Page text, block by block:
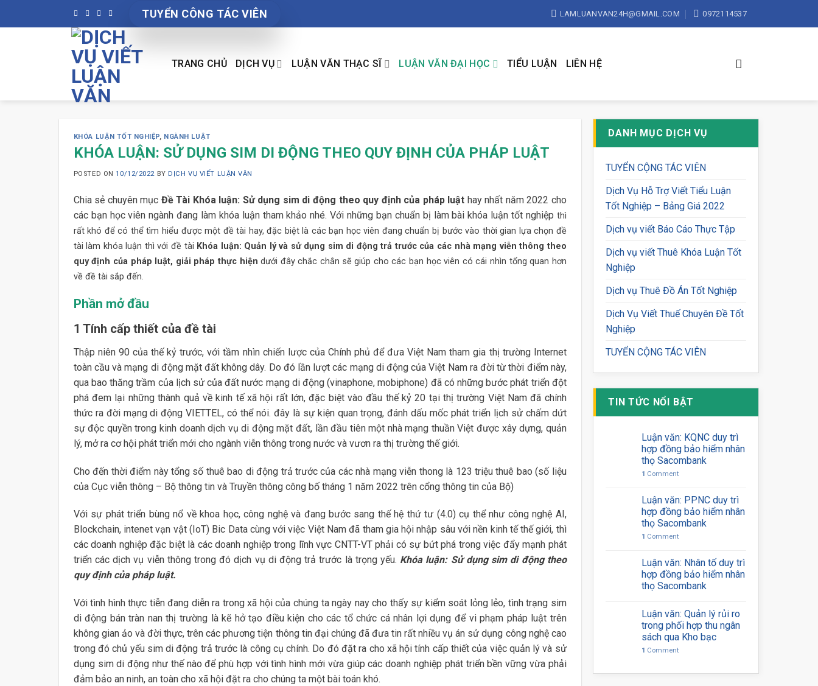
TUYỂN CÔNG TÁC VIÊN LAMLUANVAN24H@GMAIL.COM 0972114537
TRANG CHỦ DỊCH VỤ LUẬN VĂN THẠC SĨ LUẬN VĂN ĐẠI HỌC TIỂU LUẬN LIÊN HỆ
KHÓA LUẬN TỐT NGHIỆP, NGÀNH LUẬT
KHÓA LUẬN: SỬ DỤNG SIM DI ĐỘNG THEO QUY ĐỊNH CỦA PHÁP LUẬT
POSTED ON10/12/2022 BY DỊCH VỤ VIẾT LUẬN VĂN
Chia sẻ chuyên mục Đề Tài Khóa luận: Sử dụng sim di động theo quy định của pháp luật hay nhất năm 2022 cho
các bạn học viên ngành đang làm khóa luận tham khảo nhé. Với những bạn chuẩn bị làm bài khóa luận tốt nghiệp thì
rất khó để có thể tìm hiểu được một đề tài hay, đặc biệt là các bạn học viên đang chuẩn bị bước vào thời gian lựa chọn đề
tài làm khóa luận thì với đề tài Khóa luận: Quản lý và sử dụng sim di động trả trước của các nhà mạng viễn thông theo
quy định của pháp luật, giải pháp thực hiệndưới đây chắc chắn sẽ giúp cho các bạn học viên có cái nhìn tổng quan hơn
về đề tài sắp đến.
Phần mở đầu
1 Tính cấp thiết của đề tài
Thập niên 90 của thế kỷ trước, với tầm nhìn chiến lược của Chính phủ để đưa Việt Nam tham gia thị trường Internet
toàn cầu và mạng di động mặt đất không dây. Do đó lần lượt các mạng di động của Việt Nam ra đời từ thời điểm này,
qua bao thăng trầm của lịch sử của đất nước mạng di động (vinaphone, mobiphone) đã có những bước phát triển đột
phá đem lại những thành quả về kinh tế xã hội rất lớn, đặc biệt vào đầu thế kỷ 20 tại thị trường Việt Nam đã chính
thức ra đời mạng di động VIETTEL, có thể nói. đây là sự kiện quan trọng, đánh dấu mốc phát triển lịch sử chấm dứt
sự độc quyền trong kinh doanh dịch vụ di động mặt đất, lần đầu tiên một nhà mạng thuần Việt được xây dựng, quản
lý, mở ra cơ hội phát triển mới cho ngành viễn thông trong nước và vươn ra thị trường thế giới.
Cho đến thời điểm này tổng số thuê bao di động trả trước của các nhà mạng viễn thong là 123 triệu thuê bao (số liệu
của Cục viễn thông – Bộ thông tin và Truyền thông công bố tháng 1 năm 2022 trên cổng thông tin của Bộ)
Với sự phát triển bùng nổ về khoa học, công nghệ và đang bước sang thế hệ thứ tư (4.0) cụ thể như công nghệ AI,
Blockchain, intenet vạn vật (IoT) Bic Data cùng với việc Việt Nam đã tham gia hội nhập sâu với nền kinh tế thế giới, thì
các doanh nghiệp đặc biệt là các doanh nghiệp trong lĩnh vực CNTT-VT phải có sự bứt phá trong việc đẩy mạnh phát
triển các dịch vụ viễn thông trong đó dịch vụ di động trả trước là trọng yếu. Khóa luận: Sử dụng sim di động theo
quy định của pháp luật.
Với tình hình thực tiễn đang diễn ra trong xã hội của chúng ta ngày nay cho thấy sự kiểm soát lỏng lẻo, tình trạng sim
di động bán tràn nan thị trường là kẽ hở tạo điều kiện cho các tổ chức cá nhân lợi dụng để vi phạm pháp luật trên
không gian ảo và đời thực, trên các phương tiện thông tin đại chúng đã đưa tin rất nhiều vụ án sử dụng công nghệ cao
trong đó chủ yếu sim di động trả trước là công cụ chính. Do đó đặt ra cho xã hội tính cấp thiết của việc quản lý và sử
dụng sim di động như thế nào để phù hợp với tình hình mới vừa giúp các doanh nghiệp phát triển bền vững vừa phải
đảm bảo an ninh, an toàn cho xã hội đặt ra cho chúng ta một bài toán khó.
DANH MỤC DỊCH VỤ
TUYỂN CỘNG TÁC VIÊN
Dịch Vụ Hỗ Trợ Viết Tiểu Luận
Tốt Nghiệp – Bảng Giá 2022
Dịch vụ viết Báo Cáo Thực Tập
Dịch vụ viết Thuê Khóa Luận Tốt
Nghiệp
Dịch vụ Thuê Đồ Án Tốt Nghiệp
Dịch Vụ Viết Thuế Chuyên Đề Tốt
Nghiệp
TUYỂN CỘNG TÁC VIÊN
TIN TỨC NỔI BẬT
Luận văn: KQNC duy trì
hợp đồng bảo hiểm nhân
thọ Sacombank
1 Comment
Luận văn: PPNC duy trì
hợp đồng bảo hiểm nhân
thọ Sacombank
1 Comment
Luận văn: Nhân tố duy trì
hợp đồng bảo hiểm nhân
thọ Sacombank
Luận văn: Quản lý rủi ro
trong phối hợp thu ngân
sách qua Kho bạc
1 Comment